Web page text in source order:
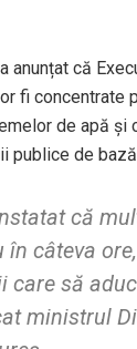
anunțat că
fi concentrate
de apă și
publice de
că
în câteva
care să
ministrul